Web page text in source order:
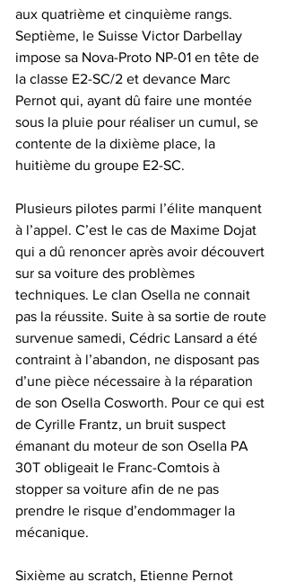
aux quatrième et cinquième rangs.
Septième, le Suisse Victor Darbellay
impose sa Nova-Proto NP-01 en tête de
la classe E2-SC/2 et devance Marc
Pernot qui, ayant dû faire une montée
sous la pluie pour réaliser un cumul, se
contente de la dixième place, la
huitième du groupe E2-SC.
Plusieurs pilotes parmi l’élite manquent
à l’appel. C’est le cas de Maxime Dojat
qui a dû renoncer après avoir découvert
sur sa voiture des problèmes
techniques. Le clan Osella ne connait
pas la réussite. Suite à sa sortie de route
survenue samedi, Cédric Lansard a été
contraint à l’abandon, ne disposant pas
d’une pièce nécessaire à la réparation
de son Osella Cosworth. Pour ce qui est
de Cyrille Frantz, un bruit suspect
émanant du moteur de son Osella PA
30T obligeait le Franc-Comtois à
stopper sa voiture afin de ne pas
prendre le risque d’endommager la
mécanique.
Sixième au scratch, Etienne Pernot